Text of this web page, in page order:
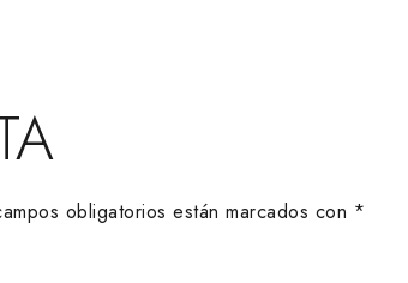
obligatorios están marcados con *